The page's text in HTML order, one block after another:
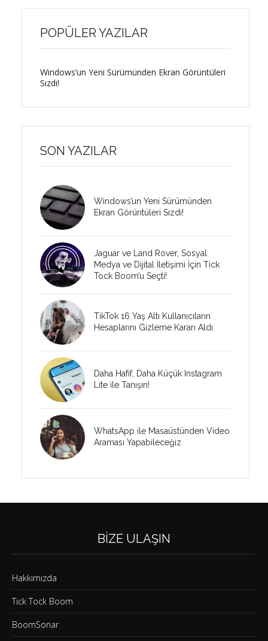
POPÜLER YAZILAR
Windows’un Yeni Sürümünden Ekran Görüntüleri
Sızdı!
SON YAZILAR
Windows’un Yeni Sürümünden
Ekran Görüntüleri Sızdı!
Jaguar ve Land Rover, Sosyal
Medya ve Dijital İletişimi İçin Tick
Tock Boom’u Seçti!
TikTok 16 Yaş Altı Kullanıcıların
Hesaplarını Gizleme Kararı Aldı
Daha Hafif, Daha Küçük Instagram
Lite ile Tanışın!
WhatsApp ile Masaüstünden Video
Araması Yapabileceğiz
BIZE ULAŞIN
Hakkımızda
Tick Tock Boom
BoomSonar